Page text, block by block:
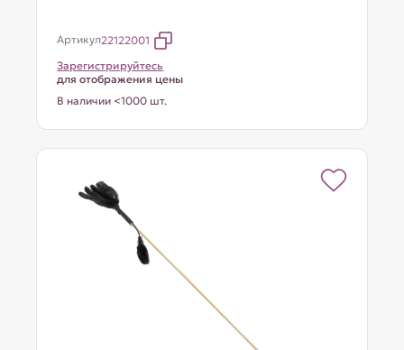
Артикул22122001
Зарегистрируйтесь
для отображения цены
В наличии <1000 шт.